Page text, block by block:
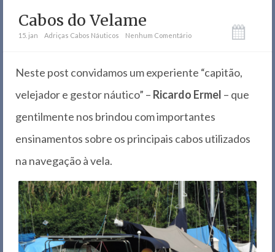
Cabos do Velame
15. jan Adriças Cabos Náuticos Nenhum Comentário
Neste post convidamos um experiente “capitão,
velejador e gestor náutico” – Ricardo Ermel – que
gentilmente nos brindou com importantes
ensinamentos sobre os principais cabos utilizados
na navegação à vela.